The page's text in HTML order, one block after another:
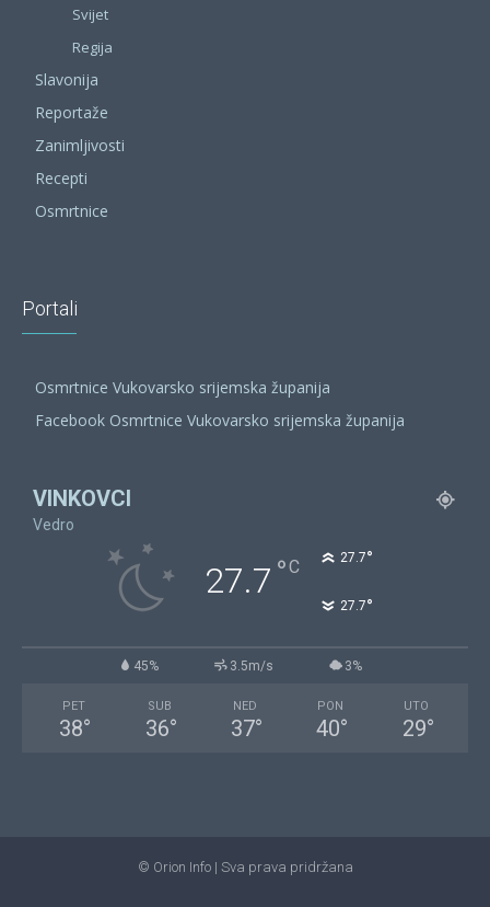
Svijet
Regija
Slavonija
Reportaže
Zanimljivosti
Recepti
Osmrtnice
Portali
Osmrtnice Vukovarsko srijemska županija
Facebook Osmrtnice Vukovarsko srijemska županija
VINKOVCI
Vedro
27.7 °C 27.7°
27.7°
45% 3.5m/s 3%
PET
38°
SUB
36°
NED
37°
PON
40°
UTO
29°
© Orion Info | Sva prava pridržana